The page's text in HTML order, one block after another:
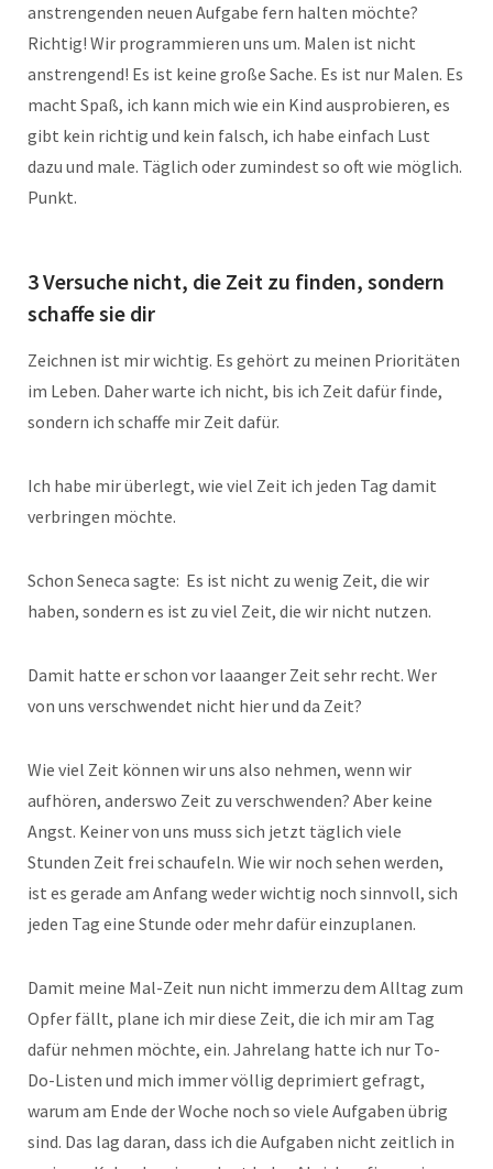
anstrengenden neuen Aufgabe fern halten möchte?
Richtig! Wir programmieren uns um. Malen ist nicht
anstrengend! Es ist keine große Sache. Es ist nur Malen. Es
macht Spaß, ich kann mich wie ein Kind ausprobieren, es
gibt kein richtig und kein falsch, ich habe einfach Lust
dazu und male. Täglich oder zumindest so oft wie möglich.
Punkt.
3 Versuche nicht, die Zeit zu finden, sondern
schaffe sie dir
Zeichnen ist mir wichtig. Es gehört zu meinen Prioritäten
im Leben. Daher warte ich nicht, bis ich Zeit dafür finde,
sondern ich schaffe mir Zeit dafür.
Ich habe mir überlegt, wie viel Zeit ich jeden Tag damit
verbringen möchte.
Schon Seneca sagte: Es ist nicht zu wenig Zeit, die wir
haben, sondern es ist zu viel Zeit, die wir nicht nutzen.
Damit hatte er schon vor laaanger Zeit sehr recht. Wer
von uns verschwendet nicht hier und da Zeit?
Wie viel Zeit können wir uns also nehmen, wenn wir
aufhören, anderswo Zeit zu verschwenden? Aber keine
Angst. Keiner von uns muss sich jetzt täglich viele
Stunden Zeit frei schaufeln. Wie wir noch sehen werden,
ist es gerade am Anfang weder wichtig noch sinnvoll, sich
jeden Tag eine Stunde oder mehr dafür einzuplanen.
Damit meine Mal-Zeit nun nicht immerzu dem Alltag zum
Opfer fällt, plane ich mir diese Zeit, die ich mir am Tag
dafür nehmen möchte, ein. Jahrelang hatte ich nur To-
Do-Listen und mich immer völlig deprimiert gefragt,
warum am Ende der Woche noch so viele Aufgaben übrig
sind. Das lag daran, dass ich die Aufgaben nicht zeitlich in